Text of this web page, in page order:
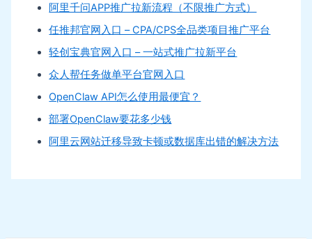
阿里千问APP推广拉新流程（不限推广方式）
任推邦官网入口 – CPA/CPS全品类项目推广平台
轻创宝典官网入口 – 一站式推广拉新平台
众人帮任务做单平台官网入口
OpenClaw API怎么使用最便宜？
部署OpenClaw要花多少钱
阿里云网站迁移导致卡顿或数据库出错的解决方法